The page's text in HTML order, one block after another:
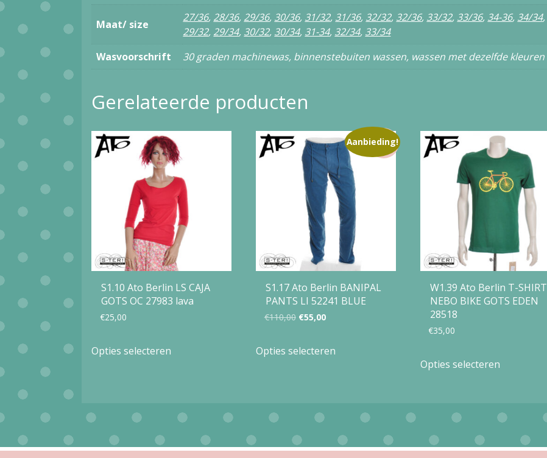
Maat/ size
27/36, 28/36, 29/36, 30/36, 31/32, 31/36, 32/32, 32/36, 33/32, 33/36, 34-36, 34/34,
29/32, 29/34, 30/32, 30/34, 31-34, 32/34, 33/34
Wasvoorschrift
30 graden machinewas, binnenstebuiten wassen, wassen met dezelfde kleuren
Gerelateerde producten
S1.10 Ato Berlin LS CAJA
GOTS OC 27983 lava
€25,00
Opties selecteren
variaties.
Aanbieding!
S1.17 Ato Berlin BANIPAL
PANTS LI 52241 BLUE
€110,00 Oorspronkelijke
was:
€55,00Huidige
is:
Opties selecteren
variaties.
Deze
W1.39 Ato Berlin T-SHIRT
NEBO BIKE GOTS EDEN
28518
€35,00
Opties selecteren
meerdere
variaties.
Deze